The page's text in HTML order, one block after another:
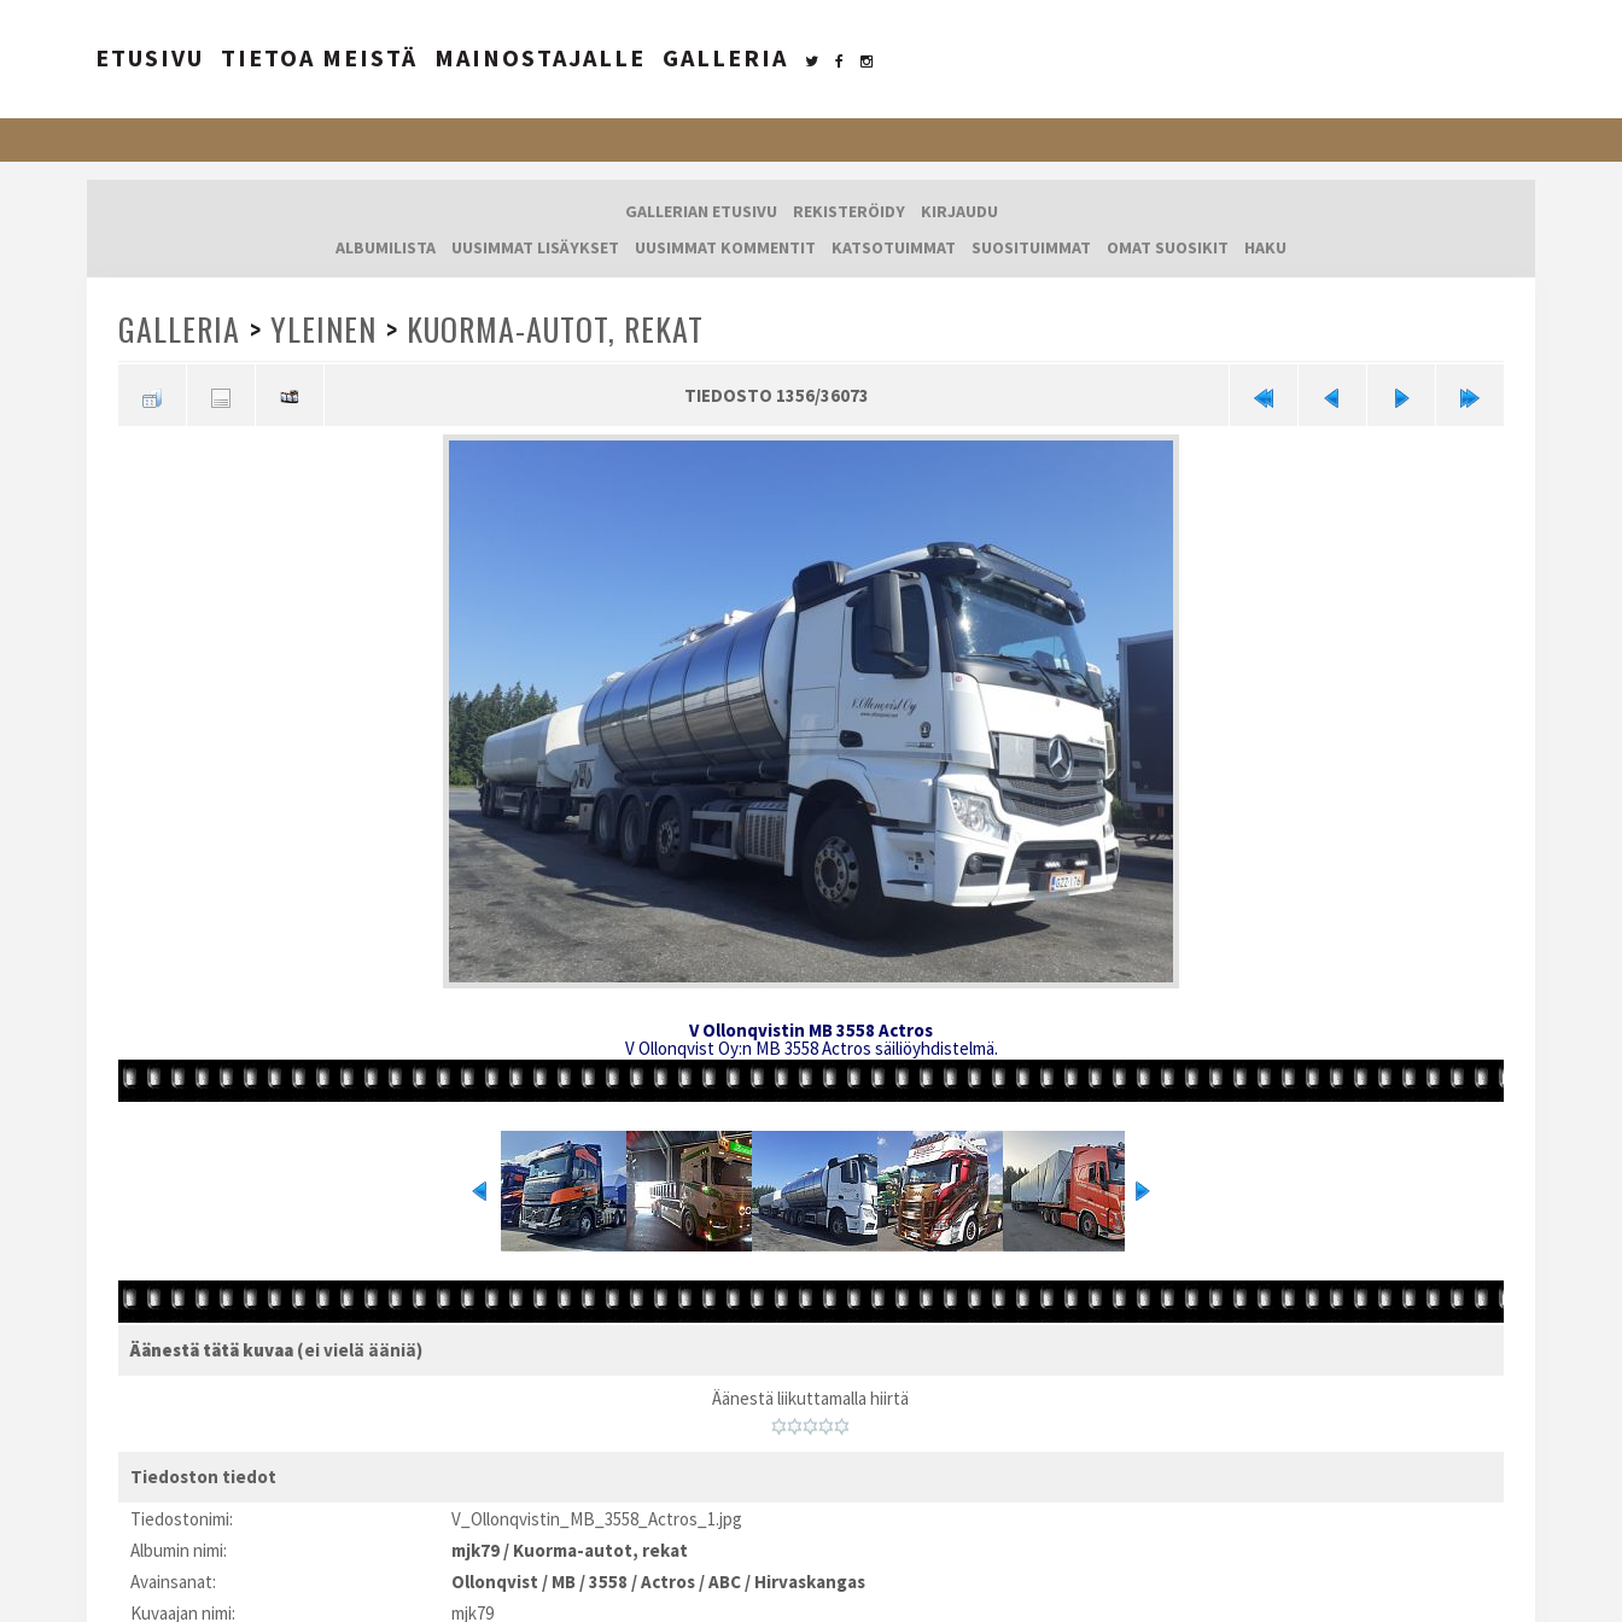
ETUSIVU TIETOA MEISTÄ MAINOSTAJALLE GALLERIA
GALLERIAN ETUSIVU REKISTERÖIDY
KIRJAUDU
ALBUMILISTA
UUSIMMAT LISÄYKSET UUSIMMAT KOMMENTIT KATSOTUIMMAT SUOSITUIMMAT OMAT SUOSIKIT HAKU
GALLERIA > YLEINEN > KUORMA-AUTOT, REKAT
TIEDOSTO 1356/36073
V Ollonqvistin MB 3558 Actros
V Ollonqvist Oy:n MB 3558 Actros säiliöyhdistelmä.
Äänestä tätä kuvaa (ei vielä ääniä)
Äänestä liikuttamalla hiirtä
Tiedoston tiedot
Tiedostonimi:
V_Ollonqvistin_MB_3558_Actros_1.jpg
Albumin nimi:
mjk79 / Kuorma-autot, rekat
Avainsanat:
Ollonqvist / MB /3558 /Actros /ABC / Hirvaskangas
Kuvaajan nimi:
mjk79